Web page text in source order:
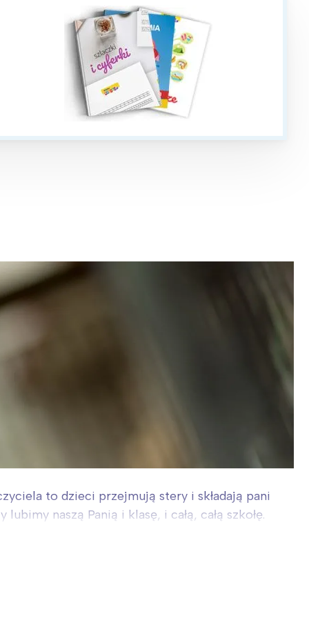
to dzieci przejmują stery i składają pani
naszą Panią i klasę, i całą, całą szkołę.